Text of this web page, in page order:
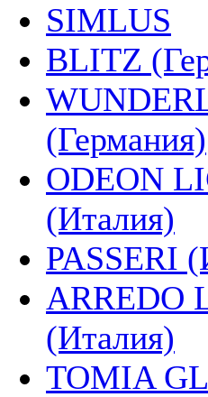
SIMLUS
BLITZ
(Германия)
ODEON
(Италия)
PASSERI
ARREDO
(Италия)
TOMIA